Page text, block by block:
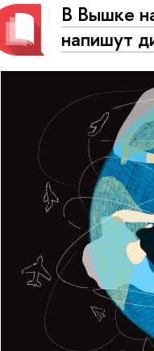
В Вышке
напишут